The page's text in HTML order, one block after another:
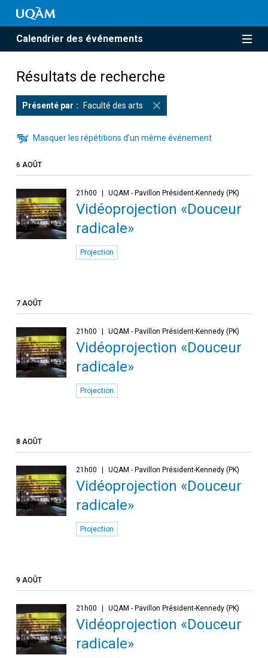
Calendrier des événements
Résultats de recherche
Présenté par Faculté des arts
Masquer les répétitions d’un même événement
6 AOÛT
21h00 UQAM - Pavillon Président-Kennedy (PK)
Vidéoprojection «Douceur
radicale»
Projection
7 AOÛT
21h00 UQAM - Pavillon Président-Kennedy (PK)
Vidéoprojection «Douceur
radicale»
Projection
8 AOÛT
21h00 UQAM - Pavillon Président-Kennedy (PK)
Vidéoprojection «Douceur
radicale»
Projection
9 AOÛT
21h00 UQAM - Pavillon Président-Kennedy (PK)
Vidéoprojection «Douceur
radicale»